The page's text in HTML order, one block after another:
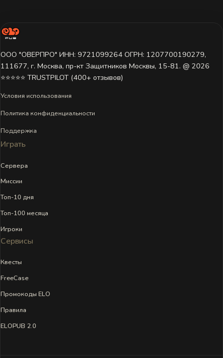
ООО "ОВЕРПРО" ИНН: 9721099264 ОГРН: 1207700190279,
111677, г. Москва, пр-кт Защитников Москвы, 15-81. @ 2026 ㅤ
⭐⭐⭐⭐⭐ TRUSTPILOT (400+ отзывов)
Условия использования
Политика конфиденциальности
Поддержка
Играть
Сервера
Миссии
Топ-10 дня
Топ-100 месяца
Игроки
Сервисы
Квесты
FreeCase
Промокоды ELO
Правила
ELOPUB 2.0